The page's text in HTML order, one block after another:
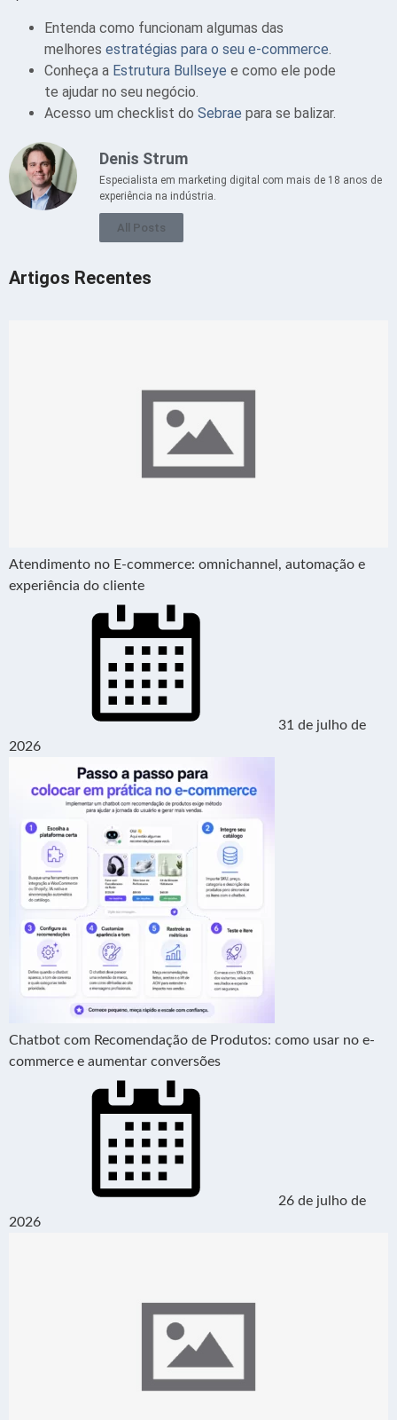
Entenda como funcionam algumas das
melhores estratégias para o seu e-commerce.
Conheça a Estrutura Bullseye e como ele pode
te ajudar no seu negócio.
Acesso um checklist do Sebrae para se balizar.
Denis Strum
Especialista em marketing digital com mais de 18 anos de
experiência na indústria.
All Posts
Artigos Recentes
Atendimento no E-commerce: omnichannel, automação e
experiência do cliente
31 de julho de
2026
Chatbot com Recomendação de Produtos: como usar no e-
commerce e aumentar conversões
26 de julho de
2026